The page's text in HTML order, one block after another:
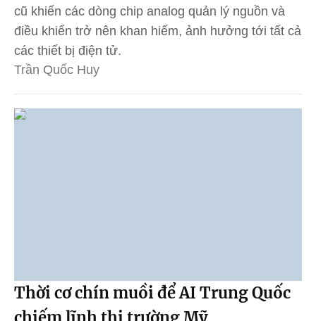
cũ khiến các dòng chip analog quản lý nguồn và
điều khiển trở nên khan hiếm, ảnh hưởng tới tất cả
các thiết bị điện tử.
Trần Quốc Huy
Thời cơ chín muồi để AI Trung Quốc